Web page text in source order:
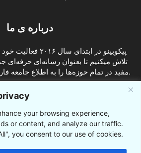
your browsing experience,
or content, and analyze our traffic.
you consent to our use of cookies.
درباره ی ما
پیکوبینو در ابتدای
تلاش میکنیم تا بعنوان رسانه‌ای حرفه‌ای
مفید در تمام حوزه‌ها را به اطلاع جامعه فارسی‌زبان کانادا برسانیم.
ما را دنبال